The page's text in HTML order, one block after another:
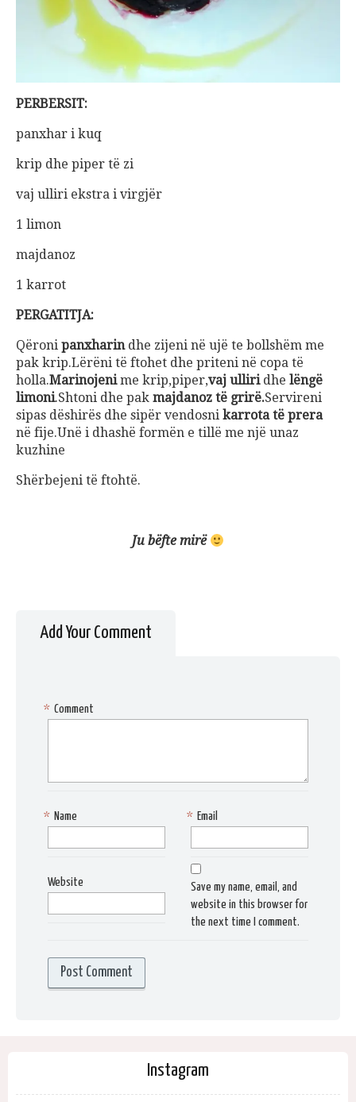
PERBERSIT:
panxhar i kuq
krip dhe piper të zi
vaj ulliri ekstra i virgjër
1 limon
majdanoz
1 karrot
PERGATITJA:
Qëroni panxharin dhe zijeni në ujë te bollshëm me
pak krip.Lërëni të ftohet dhe priteni në copa të
holla.Marinojenime krip,piper,vaj ulliri dhe lëngë
limoni.Shtoni dhe pak majdanoz të grirë.Servireni
sipas dëshirës dhe sipër vendosni karrota të prera
në fije.Unë i dhashë formën e tillë me një unaz
kuzhine
Shërbejeni të ftohtë.
Ju bëfte mirë
Add Your Comment
Comment
*
Name
* Email
*
Website
Save my name, email, and
website in this browser for
the next time I comment.
Instagram